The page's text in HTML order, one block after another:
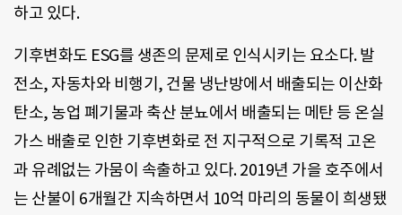
하고 있다.
기후변화도 ESG를 생존의 문제로 인식시키는 요소다. 발
전소, 자동차와 비행기, 건물 냉난방에서 배출되는 이산화
탄소, 농업 폐기물과 축산 분뇨에서 배출되는 메탄 등 온실
가스 배출로 인한 기후변화로 전 지구적으로 기록적 고온
과 유례없는 가뭄이 속출하고 있다. 2019년 가을 호주에서
는 산불이 6개월간 지속하면서 10억 마리의 동물이 희생됐